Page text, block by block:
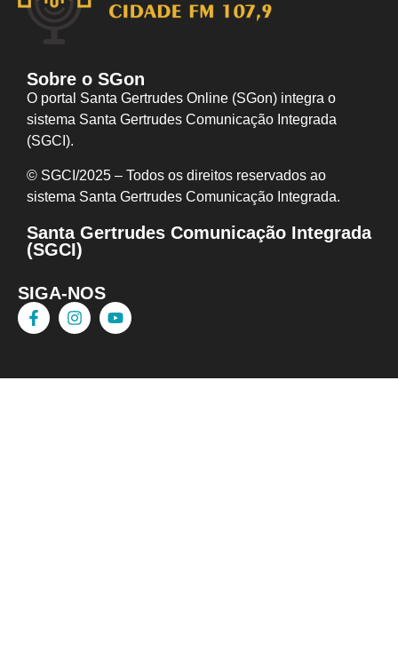
Sobre o SGon
O portal Santa Gertrudes Online (SGon) integra o
sistema Santa Gertrudes Comunicação Integrada
(SGCI).
© SGCI/2025 – Todos os direitos reservados ao
sistema Santa Gertrudes Comunicação I ntegrada.
Santa Gertrudes Comunicação Integrada
(SGCI)
SIGA-NOS